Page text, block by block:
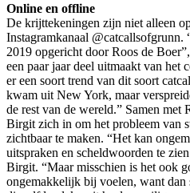
Online en offline
De krijttekeningen zijn niet alleen
Instagramkanaal @catcallsofgrunn.
2019 opgericht door Roos de
een paar jaar deel uitmaakt van het
er een soort trend van dit soort
kwam uit New York, maar
de rest van de wereld.” Samen met
Birgit zich in om het probleem van
zichtbaar te maken. “Het kan
uitspraken en scheldwoorden te
Birgit. “Maar misschien is het ook
ongemakkelijk bij voelen, want dan